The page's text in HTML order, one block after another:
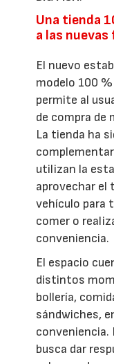
Una tienda
a las
El nuevo
modelo 100
permite al
de compra de
La tienda ha
utilizan la
aprovechar el
vehículo para
comer o
conveniencia.
El espacio
distintos
bollería,
sándwiches,
conveniencia.
busca dar